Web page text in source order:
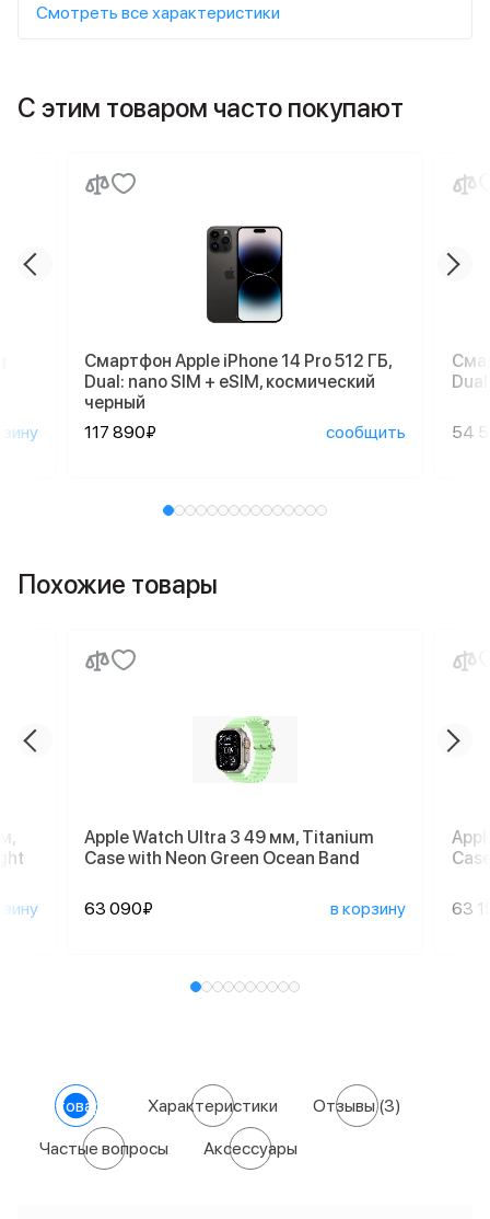
Смотреть все характеристики
С этим товаром часто покупают
Смартфон Apple iPhone 14 Pro 512 ГБ,
Dual: nano SIM + eSIM, космический
черный
117 890₽
сообщить 54
Похожие товары
Apple Watch Ultra 3 49 мм, Titanium
Case with Neon Green Ocean Band
63 090₽ в корзину 63
О товаре Характеристики Отзывы(3)
Частые вопросы Аксессуары